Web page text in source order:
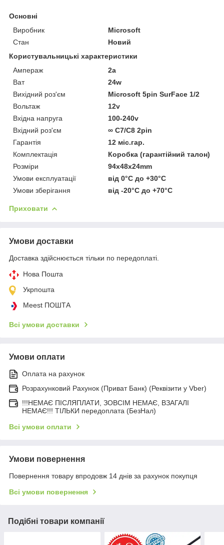
Основні
Виробник
Microsoft
Стан
Новий
Користувальницькі характеристики
Ампераж
2a
Ват
24w
Вихідний роз'єм
Microsoft 5pin SurFace 1/2
Вольтаж
12v
Вхідна напруга
100-240v
Вхідний роз'єм
∞ C7/C8 2pin
Гарантія
12 міс.гар.
Комплектація
Коробка (гарантійний талон)
Розміри
94x48x24mm
Умови експлуатації
від 0°C до +30°C
Умови зберігання
від -20°C до +70°C
Приховати
Умови доставки
Доставка здійснюється тільки по передоплаті.
Нова Пошта
Укрпошта
Meest ПОШТА
Всі умови доставки
Умови оплати
Оплата на рахунок
Розрахунковий Рахунок (Приват Банк) (Реквізити у Vber)
!!!НЕМАЄ ПІСЛЯПЛАТИ, ЗОВСІМ НЕМАЄ, ВЗАГАЛІ
НЕМАЄ!!! ТІЛЬКИ передоплата (БезНал)
Всі умови оплати
Умови повернення
Повернення товару впродовж 14 днів за рахунок покупця
Всі умови повернення
Подібні товари компанії